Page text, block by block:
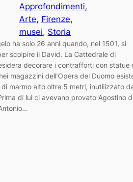
Approfondimenti
Arte, Firenze
musei, Storia
ha solo 26 anni quando, nel 1501, si
scolpire il David. La Cattedrale di
decorare i contrafforti con statue
magazzini dell’Opera del Duomo
marmo alto oltre 5 metri, inutilizzato
di lui ci avevano provato Agostino